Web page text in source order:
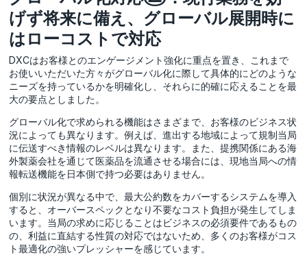
げず将来に備え、グローバル展開時に
はローコストで対応
DXCはお客様とのエンゲージメント強化に重点を置き、これまで
お使いいただいた方々がグローバル化に際して具体的にどのような
ニーズを持っているかを明確化し、それらに的確に応えることを最
大の要点としました。
グローバル化で求められる機能はさまざまで、お客様のビジネス状
況によっても異なります。例えば、進出する地域によって規制当局
に伝送すべき情報のレベルは異なります。また、提携関係にある海
外製薬会社を通じて医薬品を流通させる場合には、現地当局への情
報転送機能を日本側で持つ必要はありません。
個別に状況が異なる中で、最大公約数をカバーするシステムを導入
すると、オーバースペックとなり不要なコスト負担が発生してしま
います。当局の求めに応じることはビジネスの必須要件であるもの
の、利益に直結する性質の対応ではないため、多くのお客様がコス
ト最適化の強いプレッシャーを感じています。